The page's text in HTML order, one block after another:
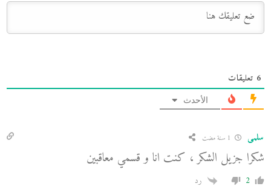
6 تعليقات
الأحدث
سلمى
شكرا جزيل الشكر ، كنت انا و قسمي معاقبين
2 رد